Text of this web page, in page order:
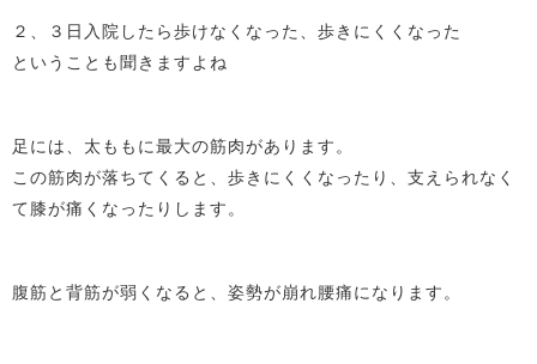
２、３日入院したら歩けなくなった、歩きにくくなった
ということも聞きますよね
足には、太ももに最大の筋肉があります。
この筋肉が落ちてくると、歩きにくくなったり、支えられなく
て膝が痛くなったりします。
腹筋と背筋が弱くなると、姿勢が崩れ腰痛になります。